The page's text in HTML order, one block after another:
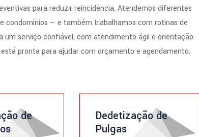
para reduzir reincidência. Atendemos diferentes
condomínios — e também trabalhamos com rotinas de
um serviço confiável, com atendimento ágil e orientação
pronta para ajudar com orçamento e agendamento.
de
Dedetização de
Pulgas